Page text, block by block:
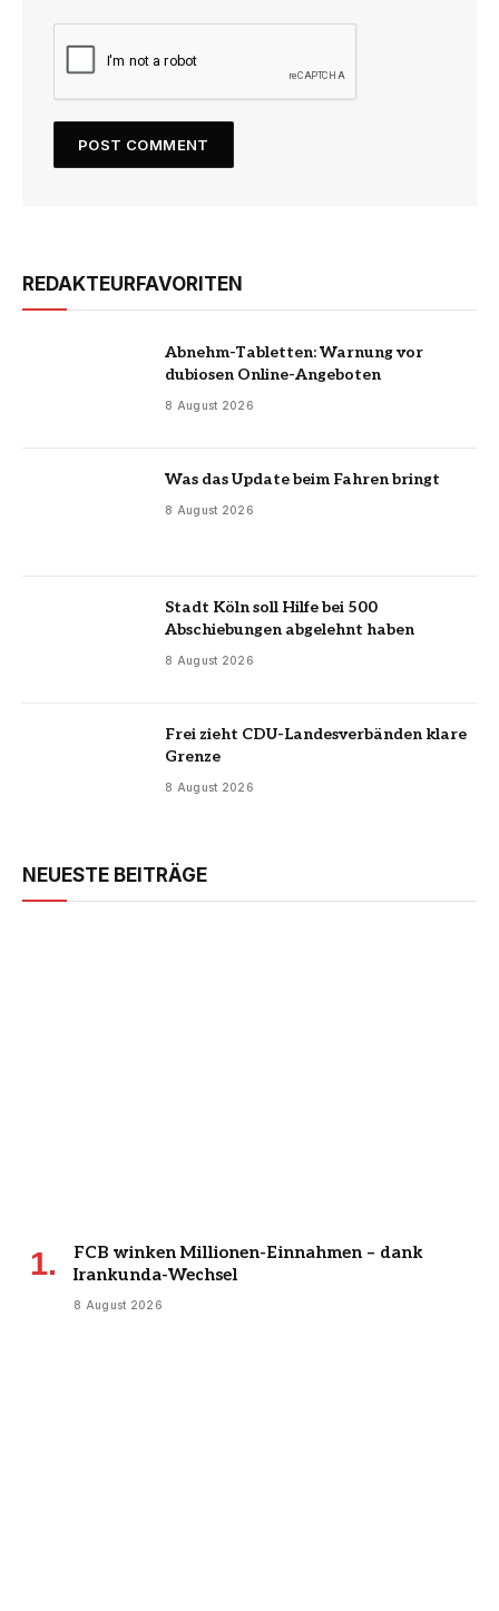
REDAKTEURFAVORITEN
Abnehm-Tabletten: Warnung vor
dubiosen Online-Angeboten
8 August 2026
Was das Update beim Fahren bringt
8 August 2026
Stadt Köln soll Hilfe bei 500
Abschiebungen abgelehnt haben
8 August 2026
Frei zieht CDU-Landesverbänden klare
Grenze
8 August 2026
NEUESTE BEITRÄGE
FCB winken Millionen-Einnahmen – dank
Irankunda-Wechsel
8 August 2026